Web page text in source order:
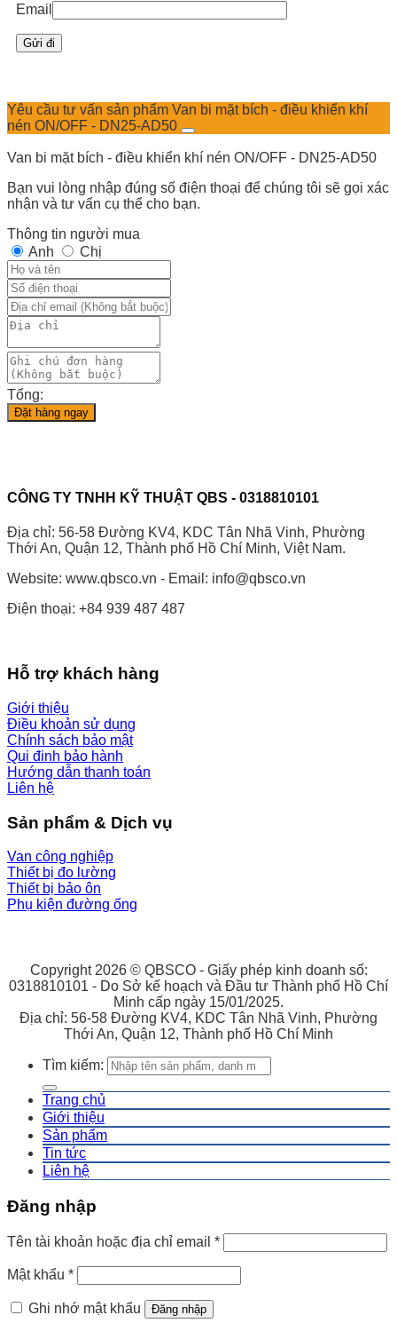
Email
Yêu cầu tư vấn sản phẩm Van bi mặt bích - điều khiển khí
nén ON/OFF - DN25-AD50
Van bi mặt bích - điều khiển khí nén ON/OFF - DN25-AD50
Bạn vui lòng nhập đúng số điện thoại để chúng tôi sẽ gọi xác
nhận và tư vấn cụ thể cho bạn.
Thông tin người mua
Anh
Chị
Tổng:
Đặt hàng ngay
CÔNG TY TNHH KỸ THUẬT QBS - 0318810101
Địa chỉ: 56-58 Đường KV4, KDC Tân Nhã Vinh, Phường
Thới An, Quận 12, Thành phố Hồ Chí Minh, Việt Nam.
Website: www.qbsco.vn - Email: info@qbsco.vn
Điện thoại: +84 939 487 487
Hỗ trợ khách hàng
Giới thiệu
Điều khoản sử dụng
Chính sách bảo mật
Qui đinh bảo hành
Hướng dẫn thanh toán
Liên hệ
Sản phẩm & Dịch vụ
Van công nghiệp
Thiết bị đo lường
Thiết bị bảo ôn
Phụ kiện đường ống
Copyright 2026 © QBSCO - Giấy phép kinh doanh số:
0318810101 - Do Sở kế hoạch và Đầu tư Thành phố Hồ Chí
Minh cấp ngày 15/01/2025.
Địa chỉ: 56-58 Đường KV4, KDC Tân Nhã Vinh, Phường
Thới An, Quận 12, Thành phố Hồ Chí Minh
Tìm kiếm:
Trang chủ
Giới thiệu
Sản phẩm
Tin tức
Liên hệ
Đăng nhập
Tên tài khoản hoặc địa chỉ email *
Mật khẩu *
Ghi nhớ mật khẩu Đăng nhập